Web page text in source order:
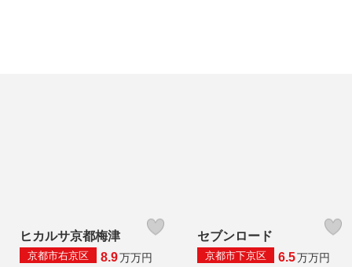
ヒカルサ京都梅津
京都市右京区 8.9万万円
セブンロード
京都市下京区 6.5万万円